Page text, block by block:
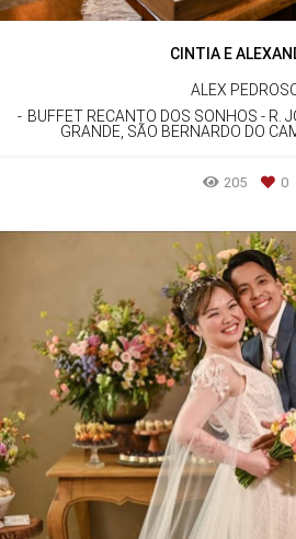
CINTIA E
ALEX
BUFFET RECANTO DOS SONHOS - R.
GRANDE, SÃO BERNARDO DO
205 0